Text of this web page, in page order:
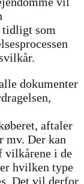
tidligt som
dokumenter
aftaler
mv. Der kan
vilkårene i de
hvilken type
Det vil derfor